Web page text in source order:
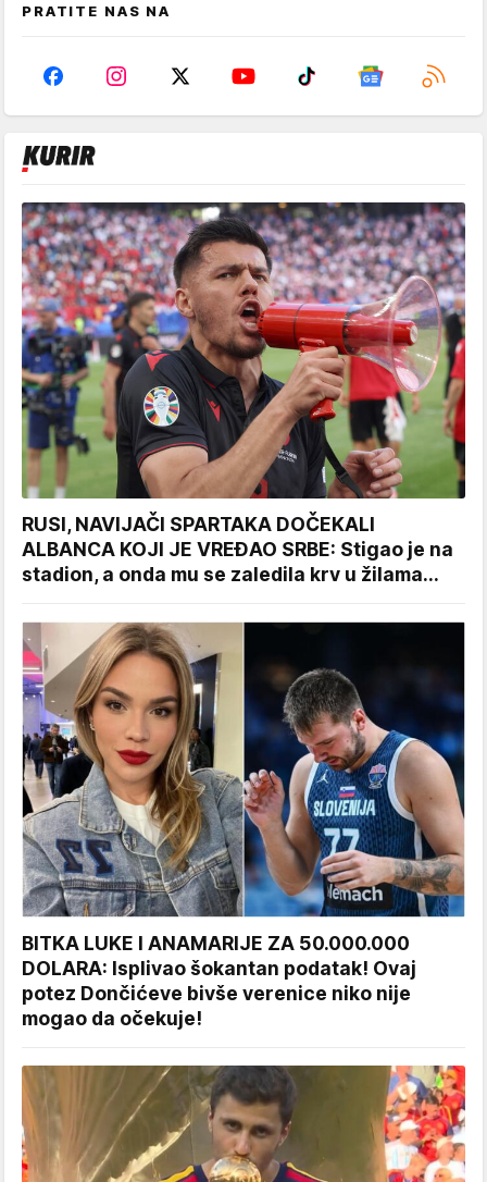
PRATITE NAS NA
RUSI, NAVIJAČI SPARTAKA DOČEKALI
ALBANCA KOJI JE VREĐAO SRBE: Stigao je na
stadion, a onda mu se zaledila krv u žilama...
BITKA LUKE I ANAMARIJE ZA 50.000.000
DOLARA: Isplivao šokantan podatak! Ovaj
potez Dončićeve bivše verenice niko nije
mogao da očekuje!